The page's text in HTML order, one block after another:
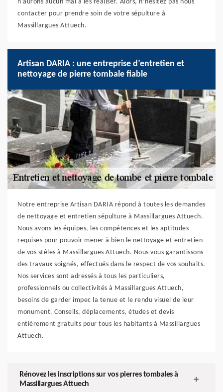
n’aurons aucun mal à les réaliser. Alors, n’hésitez pas nous
contacter pour prendre soin de votre sépulture à
Massillargues Attuech.
Artisan DARIA : une entreprise d’entretien et
nettoyage de pierre tombale fiable
Notre entreprise Artisan DARIA répond à toutes les demandes
de nettoyage et entretien sépulture à Massillargues Attuech.
Nous avons les équipes, les compétences et les aptitudes
requises pour pouvoir mener à bien le nettoyage et entretien
de vos stèles à Massillargues Attuech. Nous vous garantissons
des travaux soignés, effectués dans le respect de vos souhaits.
Nos services sont adressés à tous les particuliers,
professionnels ou collectivités à Massillargues Attuech,
besoins de garder impec la tenue et le rendu visuel de leur
monument. Conseils, déplacements, études et devis
entièrement gratuits pour tous les habitants à Massillargues
Attuech.
Rénovez les inscriptions sur vos pierres tombales à
Massillargues Attuech